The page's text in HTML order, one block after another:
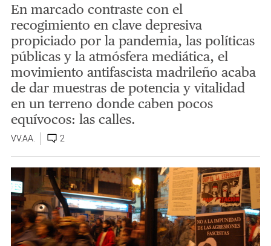
En marcado contraste con el
recogimiento en clave depresiva
propiciado por la pandemia, las políticas
públicas y la atmósfera mediática, el
movimiento antifascista madrileño acaba
de dar muestras de potencia y vitalidad
en un terreno donde caben pocos
equívocos: las calles.
VV.AA. 2